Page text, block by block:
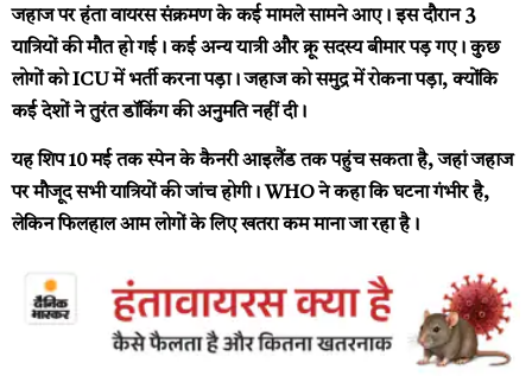
जहाज पर हंता वायरस संक्रमण के कई मामले सामने आए। इस दौरान 3
यात्रियों की मौत हो गई। कई अन्य यात्री और क्रू सदस्य बीमार पड़ गए। कुछ
लोगों को ICU में भर्ती करना पड़ा। जहाज को समुद्र में रोकना पड़ा, क्योंकि
कई देशों ने तुरंत डॉकिंग की अनुमति नहीं दी।
यह शिप 10 मई तक स्पेन के कैनरी आइलैंड तक पहुंच सकता है, जहां जहाज
पर मौजूद सभी यात्रियों की जांच होगी। WHO ने कहा कि घटना गंभीर है,
लेकिन फिलहाल आम लोगों के लिए खतरा कम माना जा रहा है।